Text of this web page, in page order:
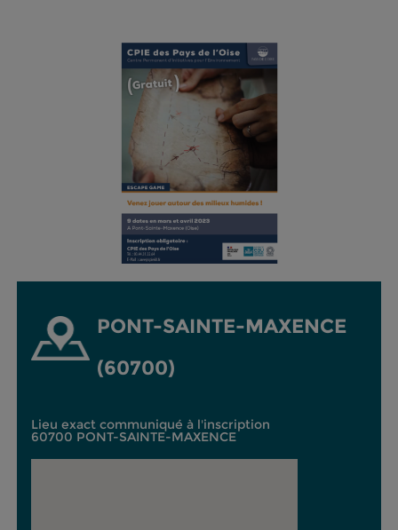
PONT-SAINTE-MAXENCE
(60700)
Lieu exact communiqué à l'inscription
60700 PONT-SAINTE-MAXENCE